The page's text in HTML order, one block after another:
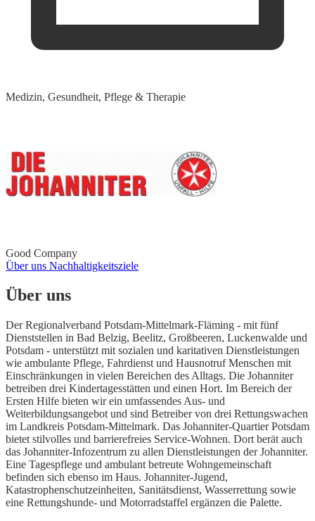
Medizin, Gesundheit, Pflege & Therapie
Good Company
Über uns Nachhaltigkeitsziele
Über uns
Der Regionalverband Potsdam-Mittelmark-Fläming - mit fünf
Dienststellen in Bad Belzig, Beelitz, Großbeeren, Luckenwalde und
Potsdam - unterstützt mit sozialen und karitativen Dienstleistungen
wie ambulante Pflege, Fahrdienst und Hausnotruf Menschen mit
Einschränkungen in vielen Bereichen des Alltags. Die Johanniter
betreiben drei Kindertagesstätten und einen Hort. Im Bereich der
Ersten Hilfe bieten wir ein umfassendes Aus- und
Weiterbildungsangebot und sind Betreiber von drei Rettungswachen
im Landkreis Potsdam-Mittelmark. Das Johanniter-Quartier Potsdam
bietet stilvolles und barrierefreies Service-Wohnen. Dort berät auch
das Johanniter-Infozentrum zu allen Dienstleistungen der Johanniter.
Eine Tagespflege und ambulant betreute Wohngemeinschaft
befinden sich ebenso im Haus. Johanniter-Jugend,
Katastrophenschutzeinheiten, Sanitätsdienst, Wasserrettung sowie
eine Rettungshunde- und Motorradstaffel ergänzen die Palette.